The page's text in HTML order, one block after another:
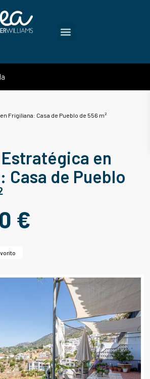
Frigiliana: Casa de Pueblo de 556 m²
en
Casa de Pueblo
€